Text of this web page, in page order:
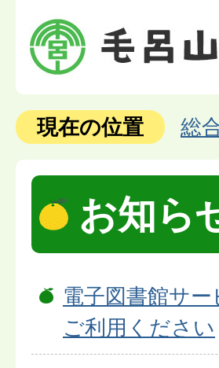
現在の位置 総
お知ら
電子図書館サー
ご利用ください